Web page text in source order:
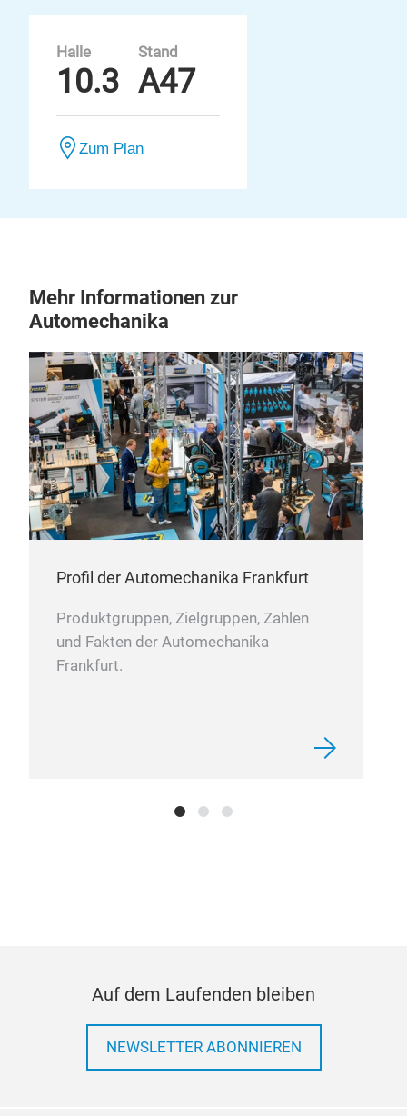
Halle
10.3
Stand
A47
Zum Plan
Mehr Informationen zur
Automechanika
Profil der Automechanika Frankfurt
Produktgruppen, Zielgruppen, Zahlen
und Fakten der Automechanika
Frankfurt.
Auf dem Laufenden bleiben
NEWSLETTER ABONNIEREN